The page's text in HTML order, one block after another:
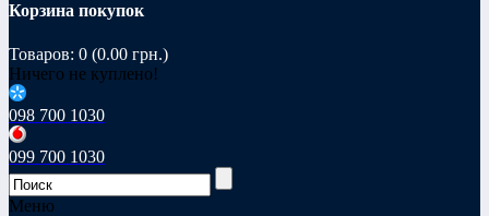
Корзина покупок
Товаров: 0 (0.00 грн.)
Ничего не куплено!
098 700 1030
099 700 1030
Меню